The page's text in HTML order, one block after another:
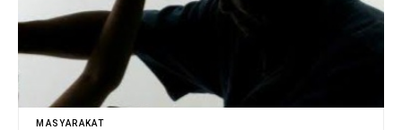
MASYARAKAT